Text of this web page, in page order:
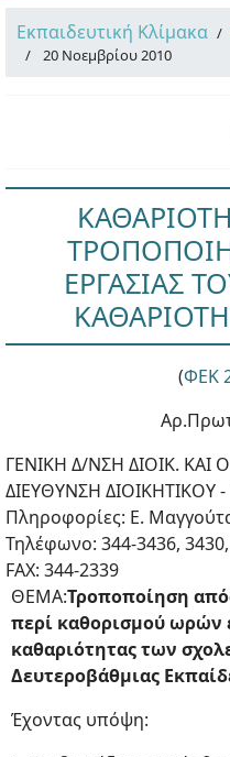
Εκπαιδευτική Κλίμακα
20 Νοεμβρίου 2010
ΕΡΓΑΣΙΑΣ
(ΦΕΚ
ΓΕΝΙΚΗ Δ/ΝΣΗ ΔΙΟΙΚ. ΚΑΙ
ΔΙΕΥΘΥΝΣΗ
Πληροφορίες: Ε.
Τηλέφωνο: 344-3436,
FAX: 344-2339
ΘΕΜΑ:Τροποποίηση
περί καθορισμού ωρών
καθαριότητας των
Δευτεροβάθμιας
Έχοντας υπόψη: